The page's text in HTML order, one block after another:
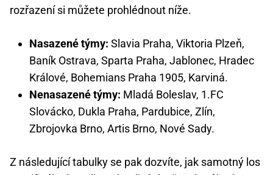
rozřazení si můžete prohlédnout níže.
Nasazené týmy: Slavia Praha, Viktoria Plzeň,
Baník Ostrava, Sparta Praha, Jablonec, Hradec
Králové, Bohemians Praha 1905, Karviná.
Nenasazené týmy: Mladá Boleslav, 1.FC
Slovácko, Dukla Praha, Pardubice, Zlín,
Zbrojovka Brno, Artis Brno, Nové Sady.
Z následující tabulky se pak dozvíte, jak samotný los